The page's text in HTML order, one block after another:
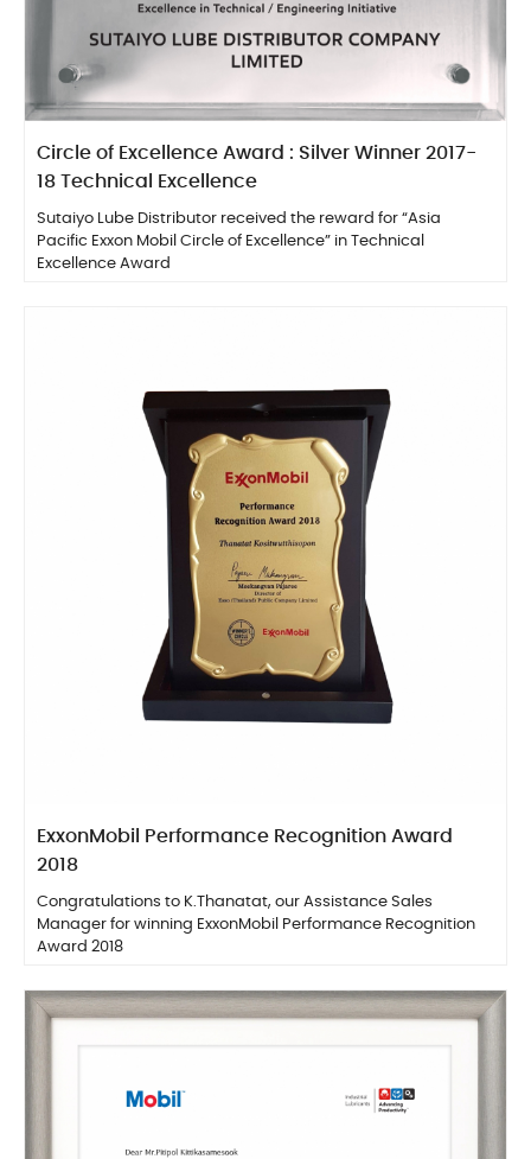
Circle of Excellence Award : Silver Winner 2017-
18 Technical Excellence
Sutaiyo Lube Distributor received the reward for “Asia
Pacific Exxon Mobil Circle of Excellence” in Technical
Excellence Award
ExxonMobil Performance Recognition Award
2018
Congratulations to K.Thanatat, our Assistance Sales
Manager for winning ExxonMobil Performance Recognition
Award 2018